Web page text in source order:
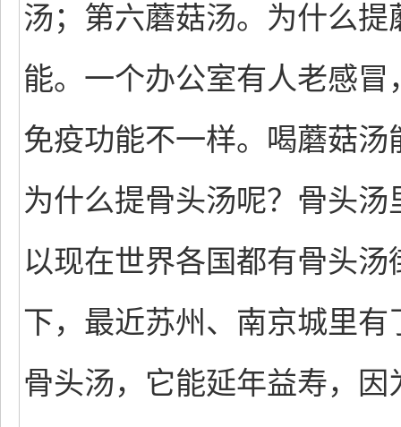
汤；第六蘑菇汤。为什么
能。一个办公室有人老感
免疫功能不一样。喝蘑菇
为什么提骨头汤呢？骨头
以现在世界各国都有骨头
下，最近苏州、南京城里
骨头汤，它能延年益寿，